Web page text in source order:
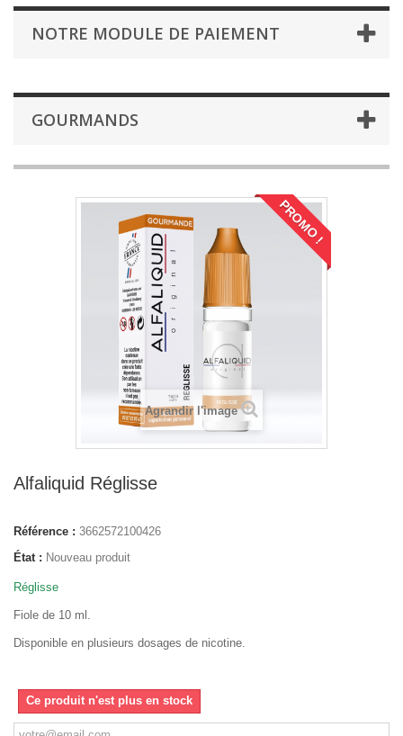
NOTRE MODULE DE PAIEMENT
GOURMANDS
PROMO !
Agrandir l'image
Alfaliquid Réglisse
Référence : 3662572100426
État : Nouveau produit
Réglisse
Fiole de 10 ml.
Disponible en plusieurs dosages de nicotine.
Ce produit n'est plus en stock